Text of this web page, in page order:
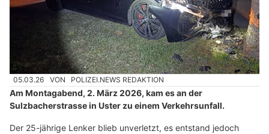
05.03.26 VON POLIZEI.NEWS REDAKTION
Am Montagabend, 2. März 2026, kam es an der
Sulzbacherstrasse in Uster zu einem Verkehrsunfall.
Der 25-jährige Lenker blieb unverletzt, es entstand jedoch